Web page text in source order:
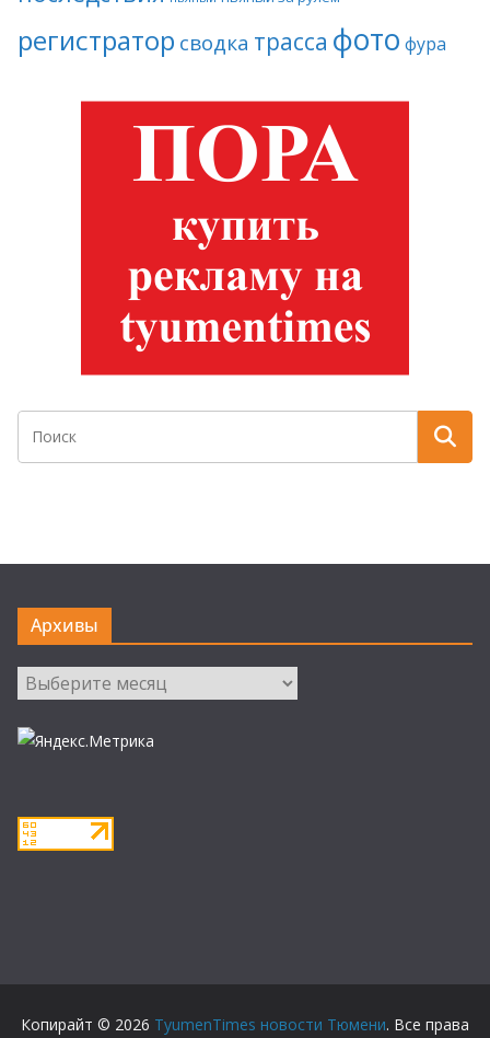
регистратор сводка трасса фото фура
Архивы
Архивы
Копирайт © 2026 TyumenTimes новости Тюмени. Все права